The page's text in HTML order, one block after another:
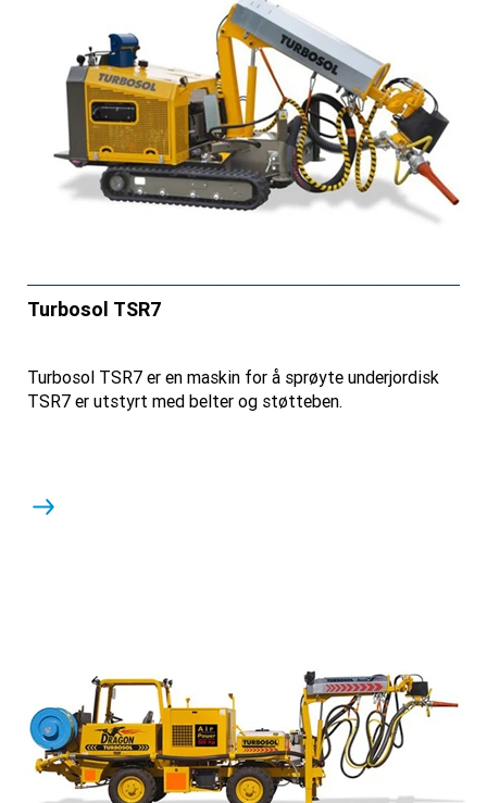
Turbosol TSR7
Turbosol TSR7 er en maskin for å sprøyte underjordisk
TSR7 er utstyrt med belter og støtteben.